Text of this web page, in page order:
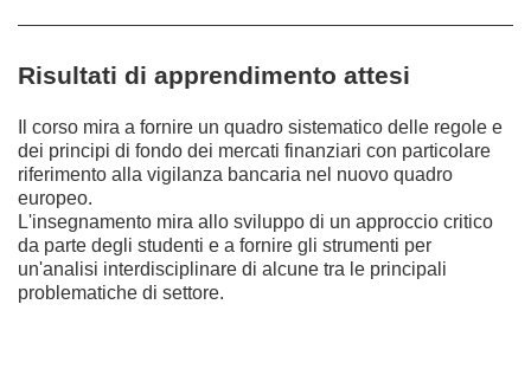
Risultati di apprendimento attesi
Il corso mira a fornire un quadro sistematico delle regole e
dei principi di fondo dei mercati finanziari con particolare
riferimento alla vigilanza bancaria nel nuovo quadro
europeo.
L'insegnamento mira allo sviluppo di un approccio critico
da parte degli studenti e a fornire gli strumenti per
un'analisi interdisciplinare di alcune tra le principali
problematiche di settore.